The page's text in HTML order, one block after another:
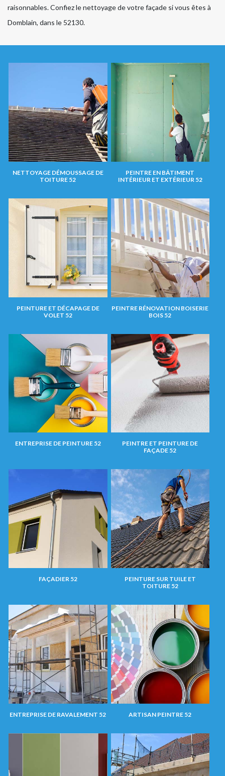
raisonnables. Confiez le nettoyage de votre façade si vous êtes à
Domblain, dans le 52130.
NETTOYAGE DÉMOUSSAGE DE
TOITURE 52
PEINTRE EN BÂTIMENT
INTÉRIEUR ET EXTÉRIEUR 52
PEINTURE ET DÉCAPAGE DE
VOLET 52
PEINTRE RÉNOVATION BOISERIE
BOIS 52
ENTREPRISE DE PEINTURE 52
PEINTRE ET PEINTURE DE
FAÇADE 52
FAÇADIER 52
PEINTURE SUR TUILE ET
TOITURE 52
ENTREPRISE DE RAVALEMENT 52 ARTISAN PEINTRE 52